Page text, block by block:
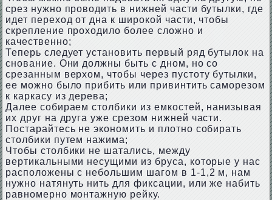
срез нужно проводить в нижней части бутылки, где
идет переход от дна к широкой части, чтобы
скрепление проходило более сложно и
качественно;
Теперь следует установить первый ряд бутылок на
снование. Они должны быть с дном, но со
срезанным верхом, чтобы через пустоту бутылки,
ее можно было прибить или привинтить саморезом
к каркасу из дерева;
Далее собираем столбики из емкостей, нанизывая
их друг на друга уже срезом нижней части.
Постарайтесь не экономить и плотно собирать
столбики путем нажима;
Чтобы столбики не шатались, между
вертикальными несущими из бруса, которые у нас
расположены с небольшим шагом в 1-1,2 м, нам
нужно натянуть нить для фиксации, или же набить
равномерно монтажную рейку.